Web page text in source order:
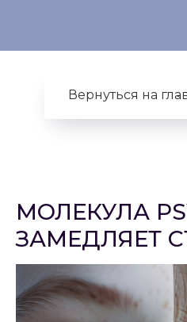
Вернуться на
МОЛЕКУЛА
ЗАМЕДЛЯЕТ